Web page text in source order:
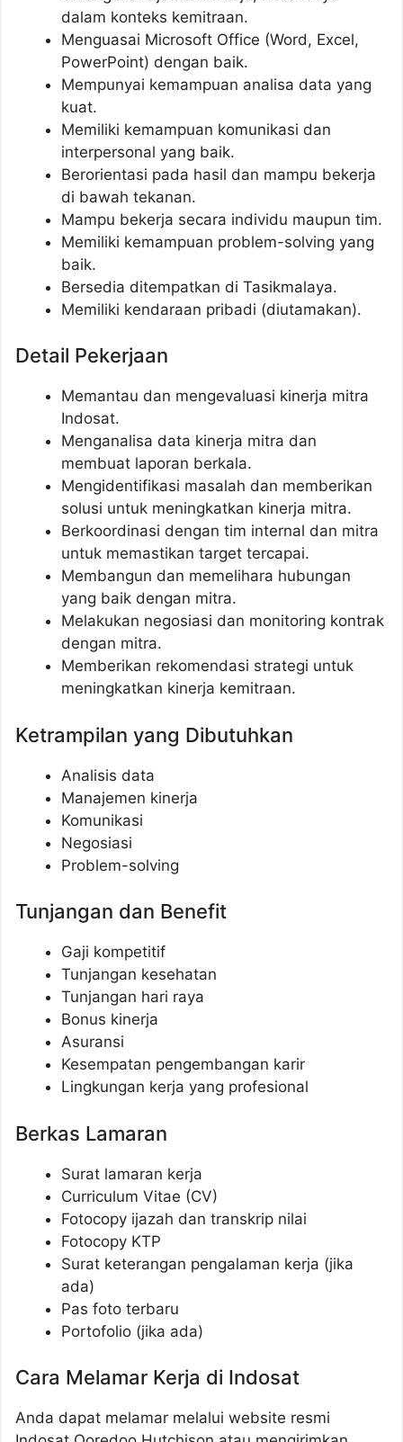
dalam konteks kemitraan.
Menguasai Microsoft Office (Word, Excel,
PowerPoint) dengan baik.
Mempunyai kemampuan analisa data yang
kuat.
Memiliki kemampuan komunikasi dan
interpersonal yang baik.
Berorientasi pada hasil dan mampu bekerja
di bawah tekanan.
Mampu bekerja secara individu maupun tim.
Memiliki kemampuan problem-solving yang
baik.
Bersedia ditempatkan di Tasikmalaya.
Memiliki kendaraan pribadi (diutamakan).
Detail Pekerjaan
Memantau dan mengevaluasi kinerja mitra
Indosat.
Menganalisa data kinerja mitra dan
membuat laporan berkala.
Mengidentifikasi masalah dan memberikan
solusi untuk meningkatkan kinerja mitra.
Berkoordinasi dengan tim internal dan mitra
untuk memastikan target tercapai.
Membangun dan memelihara hubungan
yang baik dengan mitra.
Melakukan negosiasi dan monitoring kontrak
dengan mitra.
Memberikan rekomendasi strategi untuk
meningkatkan kinerja kemitraan.
Ketrampilan yang Dibutuhkan
Analisis data
Manajemen kinerja
Komunikasi
Negosiasi
Problem-solving
Tunjangan dan Benefit
Gaji kompetitif
Tunjangan kesehatan
Tunjangan hari raya
Bonus kinerja
Asuransi
Kesempatan pengembangan karir
Lingkungan kerja yang profesional
Berkas Lamaran
Surat lamaran kerja
Curriculum Vitae (CV)
Fotocopy ijazah dan transkrip nilai
Fotocopy KTP
Surat keterangan pengalaman kerja (jika
ada)
Pas foto terbaru
Portofolio (jika ada)
Cara Melamar Kerja di Indosat
Anda dapat melamar melalui website resmi